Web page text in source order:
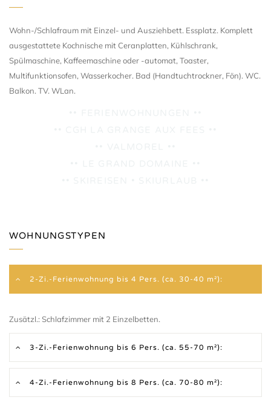
Wohn-/Schlafraum mit Einzel- und Ausziehbett. Essplatz. Komplett
ausgestattete Kochnische mit Ceranplatten, Kühlschrank,
Spülmaschine, Kaffeemaschine oder -automat, Toaster,
Multifunktionsofen, Wasserkocher. Bad (Handtuchtrockner, Fön). WC.
Balkon. TV. WLan.
WOHNUNGSTYPEN
2-Zi.-Ferienwohnung bis 4 Pers. (ca. 30-40 m²):
Zusätzl.: Schlafzimmer mit 2 Einzelbetten.
3-Zi.-Ferienwohnung bis 6 Pers. (ca. 55-70 m²):
4-Zi.-Ferienwohnung bis 8 Pers. (ca. 70-80 m²):